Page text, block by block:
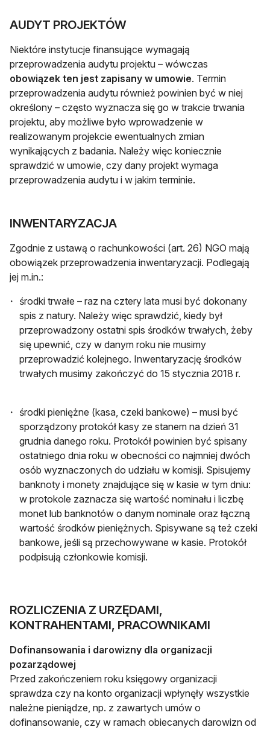
AUDYT PROJEKTÓW
Niektóre instytucje finansujące wymagają
przeprowadzenia audytu projektu – wówczas
obowiązek ten jest zapisany w umowie. Termin
przeprowadzenia audytu również powinien być w niej
określony – często wyznacza się go w trakcie trwania
projektu, aby możliwe było wprowadzenie w
realizowanym projekcie ewentualnych zmian
wynikających z badania. Należy więc koniecznie
sprawdzić w umowie, czy dany projekt wymaga
przeprowadzenia audytu i w jakim terminie.
INWENTARYZACJA
Zgodnie z ustawą o rachunkowości (art. 26) NGO mają
obowiązek przeprowadzenia inwentaryzacji. Podlegają
jej m.in.:
środki trwałe – raz na cztery lata musi być dokonany
spis z natury. Należy więc sprawdzić, kiedy był
przeprowadzony ostatni spis środków trwałych, żeby
się upewnić, czy w danym roku nie musimy
przeprowadzić kolejnego. Inwentaryzację środków
trwałych musimy zakończyć do 15 stycznia 2018 r.
środki pieniężne (kasa, czeki bankowe) – musi być
sporządzony protokół kasy ze stanem na dzień 31
grudnia danego roku. Protokół powinien być spisany
ostatniego dnia roku w obecności co najmniej dwóch
osób wyznaczonych do udziału w komisji. Spisujemy
banknoty i monety znajdujące się w kasie w tym dniu:
w protokole zaznacza się wartość nominału i liczbę
monet lub banknotów o danym nominale oraz łączną
wartość środków pieniężnych. Spisywane są też czeki
bankowe, jeśli są przechowywane w kasie. Protokół
podpisują członkowie komisji.
ROZLICZENIA Z URZĘDAMI,
KONTRAHENTAMI, PRACOWNIKAMI
Dofinansowania i darowizny dla organizacji
pozarządowej
Przed zakończeniem roku księgowy organizacji
sprawdza czy na konto organizacji wpłynęły wszystkie
należne pieniądze, np. z zawartych umów o
dofinansowanie, czy w ramach obiecanych darowizn od